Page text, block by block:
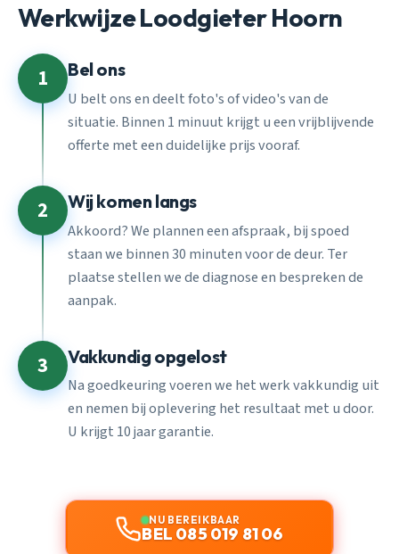
Werkwijze Loodgieter Hoorn
1 Bel ons
U belt ons en deelt foto's of video's van de
situatie. Binnen 1 minuut krijgt u een vrijblijvende
offerte met een duidelijke prijs vooraf.
2 Wij komen langs
Akkoord? We plannen een afspraak, bij spoed
staan we binnen 30 minuten voor de deur. Ter
plaatse stellen we de diagnose en bespreken de
aanpak.
3 Vakkundig opgelost
Na goedkeuring voeren we het werk vakkundig uit
en nemen bij oplevering het resultaat met u door.
U krijgt 10 jaar garantie.
NU BEREIKBAAR
BEL 085 019 81 06